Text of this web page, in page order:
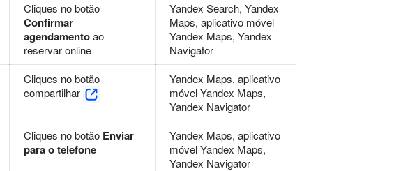
Cliques no botão
Confirmar
agendamentoao
reservar online
Yandex Search, Yandex
Maps, aplicativo móvel
Yandex Maps, Yandex
Navigator
Cliques no botão
compartilhar
Yandex Maps, aplicativo
móvel Yandex Maps,
Yandex Navigator
Cliques no botão Enviar
para o telefone
Yandex Maps, aplicativo
móvel Yandex Maps,
Yandex Navigator